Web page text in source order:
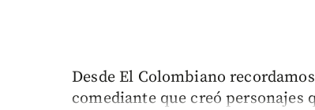
Desde El Colombiano
comediante que creó personajes